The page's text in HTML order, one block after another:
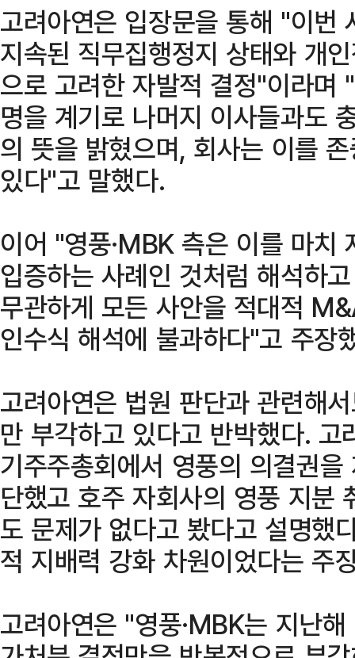
고려아연은 입장문을 통해 "이번
지속된 직무집행정지 상태와 개
으로 고려한 자발적 결정"이라며
명을 계기로 나머지 이사들과도
의 뜻을 밝혔으며, 회사는 이를
있다"고 말했다.
이어 "영풍·MBK 측은 이를 마치
입증하는 사례인 것처럼 해석하
무관하게 모든 사안을 적대적
인수식 해석에 불과하다"고 주장
고려아연은 법원 판단과 관련해
만 부각하고 있다고 반박했다.
기주주총회에서 영풍의 의결권
단했고 호주 자회사의 영풍 지분
도 문제가 없다고 봤다고 설명했
적 지배력 강화 차원이었다는 주
고려아연은 "영풍·MBK는 지난